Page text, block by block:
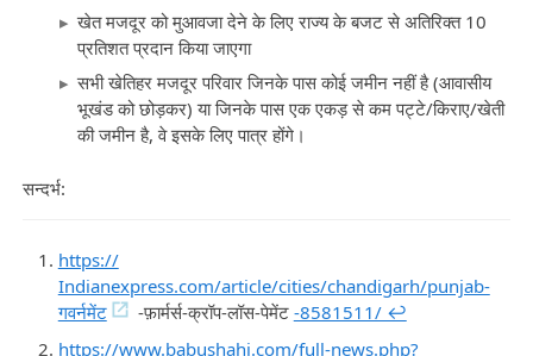
खेत मजदूर को मुआवजा देने के लिए राज्य के बजट से अतिरिक्त 10
प्रतिशत प्रदान किया जाएगा
सभी खेतिहर मजदूर परिवार जिनके पास कोई जमीन नहीं है (आवासीय
भूखंड को छोड़कर) या जिनके पास एक एकड़ से कम पट्टे/किराए/खेती
की जमीन है, वे इसके लिए पात्र होंगे।
सन्दर्भ:
https://
Indianexpress.com/article/cities/chandigarh/punjab-
गवर्नमेंट
-फ़ार्मर्स-क्रॉप-लॉस-पेमेंट -8581511/ ↩︎
https://www.babushahi.com/full-news.php?